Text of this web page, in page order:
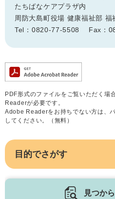
たちばなケアプラザ内
周防大島町役場 健康福祉部 福
Tel：0820-77-5508
Fax：
PDF形式のファイルをご覧いただく
Readerが必要です。
Adobe Readerをお持ちでない方は、
してください。（無料）
目的でさがす
見つか